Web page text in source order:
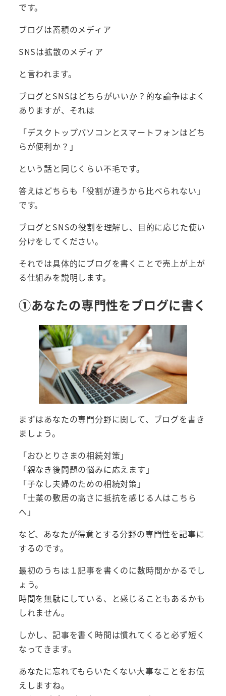
です。
ブログは蓄積のメディア
SNSは拡散のメディア
と言われます。
ブログとSNSはどちらがいいか？的な論争はよく
ありますが、それは
「デスクトップパソコンとスマートフォンはどち
らが便利か？」
という話と同じくらい不毛です。
答えはどちらも「役割が違うから比べられない」
です。
ブログとSNSの役割を理解し、目的に応じた使い
分けをしてください。
それでは具体的にブログを書くことで売上が上が
る仕組みを説明します。
①あなたの専門性をブログに書く
まずはあなたの専門分野に関して、ブログを書き
ましょう。
「おひとりさまの相続対策」
「親なき後問題の悩みに応えます」
「子なし夫婦のための相続対策」
「士業の敷居の高さに抵抗を感じる人はこちら
へ」
など、あなたが得意とする分野の専門性を記事に
するのです。
最初のうちは１記事を書くのに数時間かかるでし
ょう。
時間を無駄にしている、と感じることもあるかも
しれません。
しかし、記事を書く時間は慣れてくると必ず短く
なってきます。
あなたに忘れてもらいたくない大事なことをお伝
えしますね。